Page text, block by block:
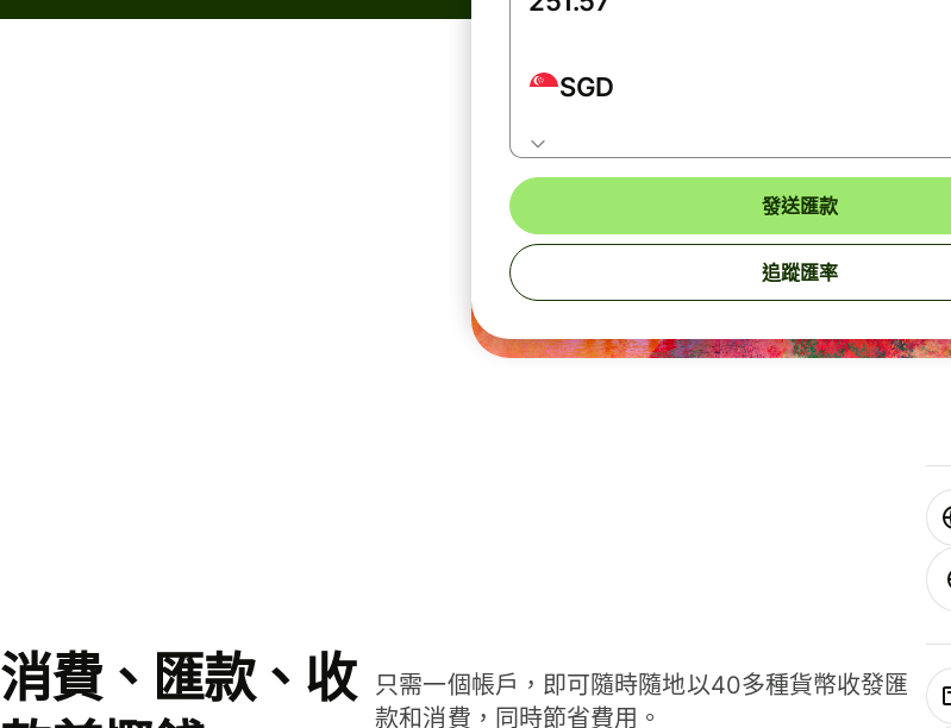
SGD
發送匯款
追蹤匯率
消費、匯款、收
只需一個帳戶，即可隨時隨地以40多種貨幣收發匯
款和消費，同時節省費用。